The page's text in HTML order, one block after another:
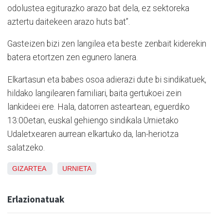
odolustea egiturazko arazo bat dela, ez sektoreka
aztertu daitekeen arazo huts bat”.
Gasteizen bizi zen langilea eta beste zenbait kiderekin
batera etortzen zen egunero lanera.
Elkartasun eta babes osoa adierazi dute bi sindikatuek,
hildako langilearen familiari, baita gertukoei zein
lankideei ere. Hala, datorren asteartean, eguerdiko
13:00etan, euskal gehiengo sindikala Urnietako
Udaletxearen aurrean elkartuko da, lan-heriotza
salatzeko.
GIZARTEA URNIETA
Erlazionatuak